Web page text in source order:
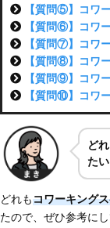
【質問⑤】コワ
【質問⑥】コワ
【質問⑦】コワ
【質問⑧】コワ
【質問⑨】コワ
【質問⑩】コワ
ど
たい
どれもコワーキング
たので、ぜひ参考にし